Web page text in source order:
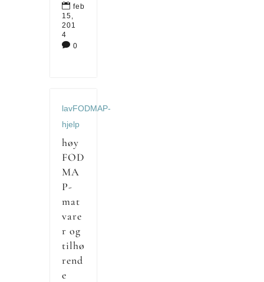
 feb
15,
201
4
 0
lavFODMAP-
hjelp
høy
FOD
MA
P-
mat
vare
r og
tilhø
rend
e